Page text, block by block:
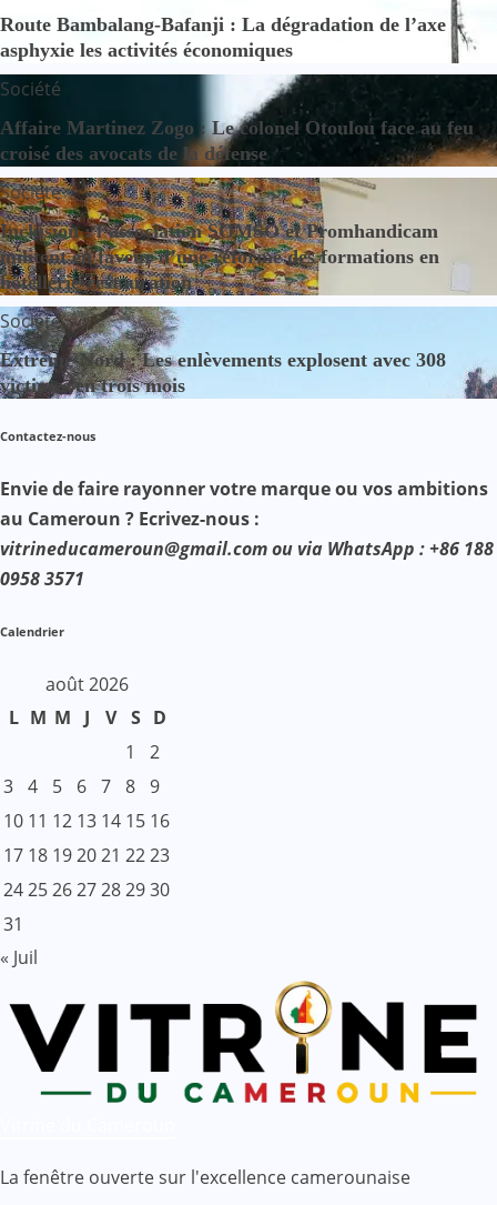
Route Bambalang-Bafanji : La dégradation de l’axe
asphyxie les activités économiques
Société
Affaire Martinez Zogo : Le colonel Otoulou face au feu
croisé des avocats de la défense
Société
Inclusion : l’association SOMSO et Promhandicam
militent en faveur d’une réforme des formations en
hôtellerie-restauration
Société
Extrême-Nord : Les enlèvements explosent avec 308
victimes en trois mois
Contactez-nous
Envie de faire rayonner votre marque ou vos ambitions
au Cameroun ? Ecrivez-nous :
vitrineducameroun@gmail.com ou via WhatsApp : +86 188
0958 3571
Calendrier
août 2026
L M M J V S D
1
2
3 4 5 6 7 8 9
10 11 12 13 14 15 16
17 18 192021 2223
24252627282930
31
« Juil
La fenêtre ouverte sur l'excellence camerounaise